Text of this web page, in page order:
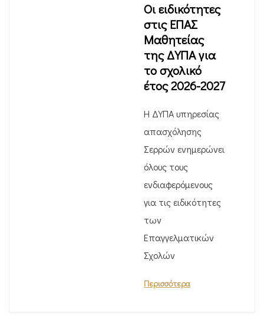
Οι ειδικότητες
στις ΕΠΑΣ
Μαθητείας
της ΔΥΠΑ για
το σχολικό
έτος 2026-2027
Η ΔΥΠΑ υπηρεσίας
απασχόλησης
Σερρών ενημερώνει
όλους τους
ενδιαφερόμενους
για τις ειδικότητες
των
Επαγγελματικών
Σχολών
Περισσότερα